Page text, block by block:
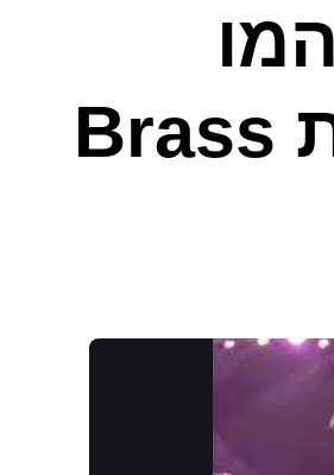
ממעשי סולנית להקת Brass